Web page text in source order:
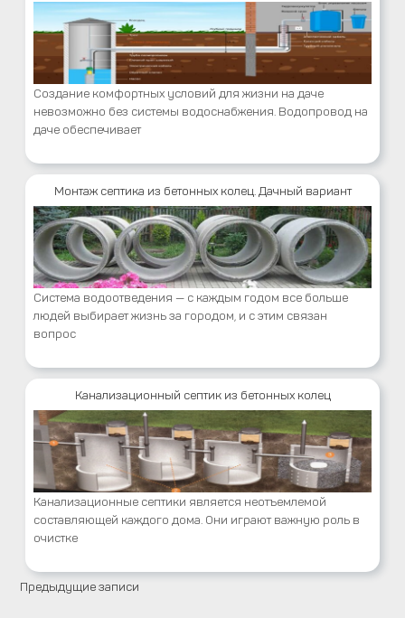
Создание комфортных условий для жизни на даче
невозможно без системы водоснабжения. Водопровод на
даче обеспечивает
Монтаж септика из бетонных колец. Дачный вариант
Система водоотведения — с каждым годом все больше
людей выбирает жизнь за городом, и с этим связан
вопрос
Канализационный септик из бетонных колец
Канализационные септики является неотъемлемой
составляющей каждого дома. Они играют важную роль в
очистке
Навигация
Предыдущие записи